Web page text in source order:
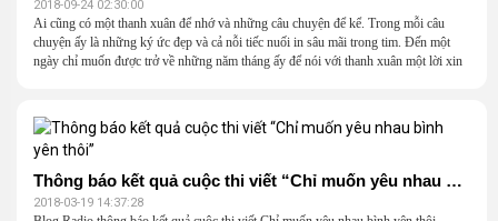
2018-09-24 02:30:00
Ai cũng có một thanh xuân để nhớ và những câu chuyện để kể. Trong mỗi câu
chuyện ấy là những ký ức đẹp và cả nỗi tiếc nuối in sâu mãi trong tim. Đến một
ngày chỉ muốn được trở về những năm tháng ấy để nói với thanh xuân một lời xin
Thông báo kết quả cuộc thi viết “Chỉ muốn yêu nhau bình yên thôi”
2018-03-19 14:37:28